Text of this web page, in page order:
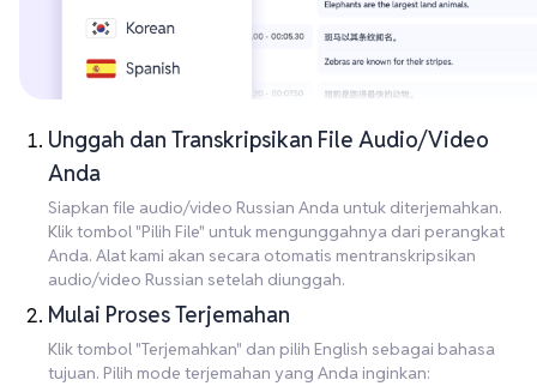
Unggah dan Transkripsikan File Audio/Video
Anda
Siapkan file audio/video Russian Anda untuk diterjemahkan.
Klik tombol "Pilih File" untuk mengunggahnya dari perangkat
Anda. Alat kami akan secara otomatis mentranskripsikan
audio/video Russian setelah diunggah.
Mulai Proses Terjemahan
Klik tombol "Terjemahkan" dan pilih English sebagai bahasa
tujuan. Pilih mode terjemahan yang Anda inginkan: